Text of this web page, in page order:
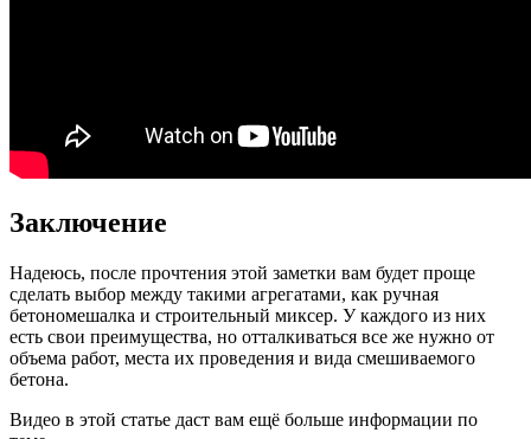
Заключение
Надеюсь, после прочтения этой заметки вам будет проще
сделать выбор между такими агрегатами, как ручная
бетономешалка и строительный миксер. У каждого из них
есть свои преимущества, но отталкиваться все же нужно от
объема работ, места их проведения и вида смешиваемого
бетона.
Видео в этой статье даст вам ещё больше информации по